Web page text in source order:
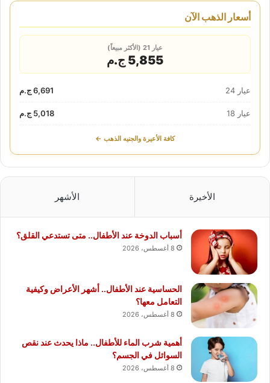
أسعار الذهب الآن
عيار 21 (الأكثر مبيعاً)
5,855 ج.م
عيار 24 6,691 ج.م
عيار 18 5,018 ج.م
كافة الأعيرة والجنيه الذهب ←
الأخيرة الأشهر
أسباب الدوخة عند الأطفال.. متى تستدعي القلق؟
8 أغسطس، 2026
الحساسية عند الأطفال.. أشهر الأعراض وكيفية
التعامل معها؟
8 أغسطس، 2026
أهمية شرب الماء للأطفال.. ماذا يحدث عند نقص
السوائل في الجسم؟
8 أغسطس، 2026